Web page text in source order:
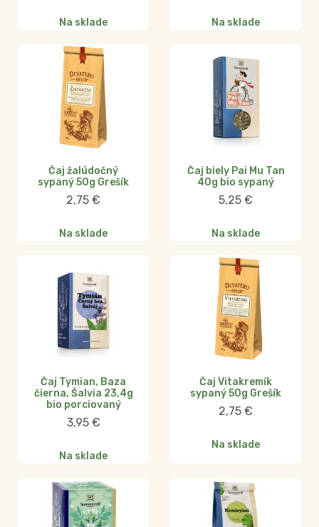
Na sklade Na sklade
Čaj žalúdočný
sypaný 50g Grešík
2,75 €
Na sklade
Čaj biely Pai Mu Tan
40g bio sypaný
5,25 €
Na sklade
Čaj Tymian, Baza
čierna, Šalvia 23,4g
bio porciovaný
3,95 €
Na sklade
Čaj Vitakremík
sypaný 50g Grešík
2,75 €
Na sklade